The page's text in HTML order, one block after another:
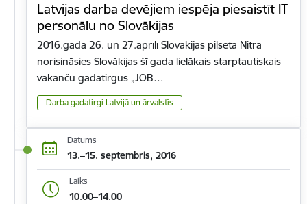
Latvijas darba devējiem iespēja piesaistīt IT
personālu no Slovākijas
2016.gada 26. un 27.aprīlī Slovākijas pilsētā Nitrā
norisināsies Slovākijas šī gada lielākais starptautiskais
vakanču gadatirgus „JOB…
Darba gadatirgi Latvijā un ārvalstīs
Datums
13.–15. septembris, 2016
Laiks
10.00–14.00